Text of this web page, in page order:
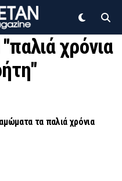
χρόνια
τα παλιά χρόνια